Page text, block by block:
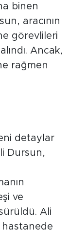
binen
aracının
görevlileri
Ancak,
rağmen
detaylar
Dursun,
ve
Ali
hastanede